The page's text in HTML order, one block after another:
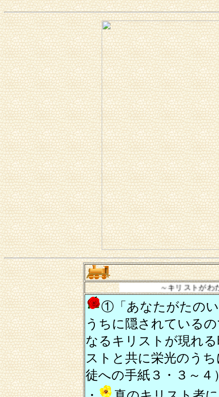
～キリストがわたしのうちに
①「あなたがたの
うちに隠されている
なるキリストが現れ
ストと共に栄光のう
徒への手紙３・３～４